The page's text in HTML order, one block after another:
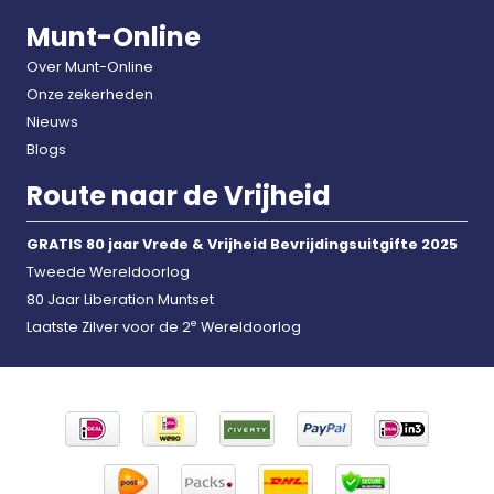
Munt-Online
Over Munt-Online
Onze zekerheden
Nieuws
Blogs
Route naar de Vrijheid
GRATIS 80 jaar Vrede & Vrijheid Bevrijdingsuitgifte 2025
Tweede Wereldoorlog
80 Jaar Liberation Muntset
Laatste Zilver voor de 2e Wereldoorlog